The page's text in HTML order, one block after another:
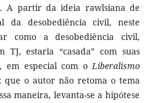
A partir da ideia rawlsiana de
da desobediência civil, neste
como a desobediência civil,
estaria “casada” com suas
em especial com oLiberalismo
que o autor não retoma o tema
maneira, levanta-se a hipótese